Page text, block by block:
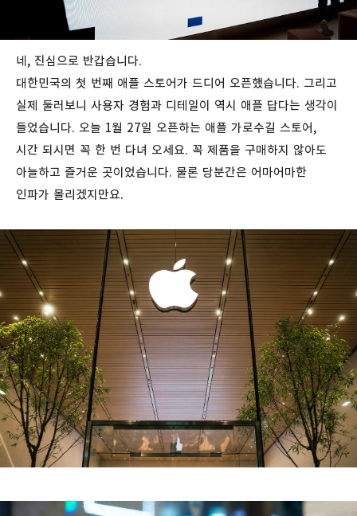
네, 진심으로 반갑습니다.
대한민국의 첫 번째 애플 스토어가 드디어 오픈했습니다. 그리고
실제 둘러보니 사용자 경험과 디테일이 역시 애플 답다는 생각이
들었습니다. 오늘 1월 27일 오픈하는 애플 가로수길 스토어,
시간 되시면 꼭 한 번 다녀 오세요. 꼭 제품을 구매하지 않아도
아늘하고 즐거운 곳이었습니다. 물론 당분간은 어마어마한
인파가 몰리겠지만요.